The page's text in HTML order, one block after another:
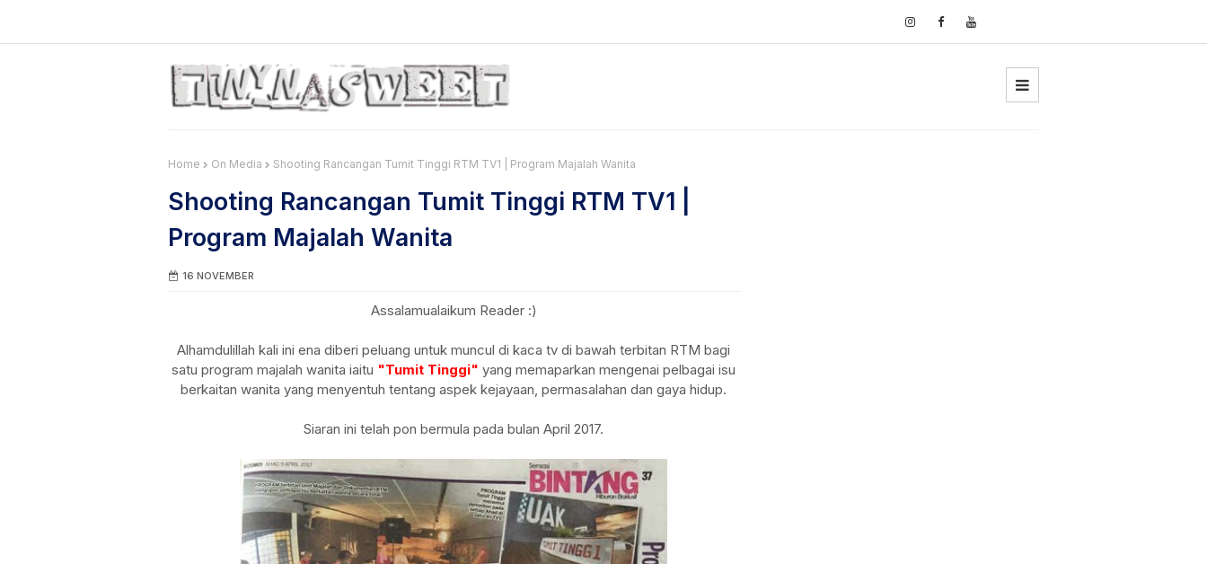
Home On Media Shooting Rancangan Tumit Tinggi RTM TV1 | Program Majalah Wanita
Shooting Rancangan Tumit Tinggi RTM TV1 |
Program Majalah Wanita
16 NOVEMBER
Assalamualaikum Reader :)
Alhamdulillah kali ini ena diberi peluang untuk muncul di kaca tv di bawah terbitan RTM bagi
satu program majalah wanita iaitu "Tumit Tinggi" yang memaparkan mengenai pelbagai isu
berkaitan wanita yang menyentuh tentang aspek kejayaan, permasalahan dan gaya hidup.
Siaran ini telah pon bermula pada bulan April 2017.